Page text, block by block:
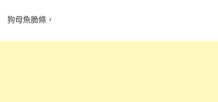
狗母魚脆條，